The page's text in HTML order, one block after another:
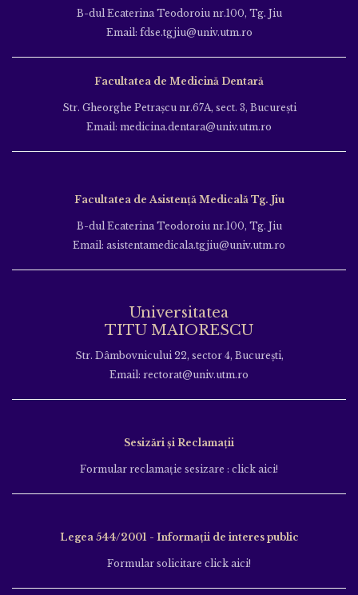
B-dul Ecaterina Teodoroiu nr.100, Tg. Jiu
Email: fdse.tgjiu@univ.utm.ro
Facultatea de Medicină Dentară
Str. Gheorghe Petraşcu nr.67A, sect. 3, Bucureşti
Email: medicina.dentara@univ.utm.ro
Facultatea de Asistență Medicală Tg. Jiu
B-dul Ecaterina Teodoroiu nr.100, Tg. Jiu
Email: asistentamedicala.tgjiu@univ.utm.ro
Universitatea
TITU MAIORESCU
Str. Dâmbovnicului 22, sector 4, București,
Email: rectorat@univ.utm.ro
Sesizări și Reclamații
Formular reclamație sesizare : click aici!
Legea 544/2001 - Informații de interes public
Formular solicitare click aici!